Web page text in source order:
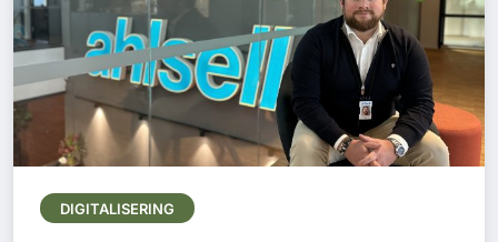
DIGITALISERING